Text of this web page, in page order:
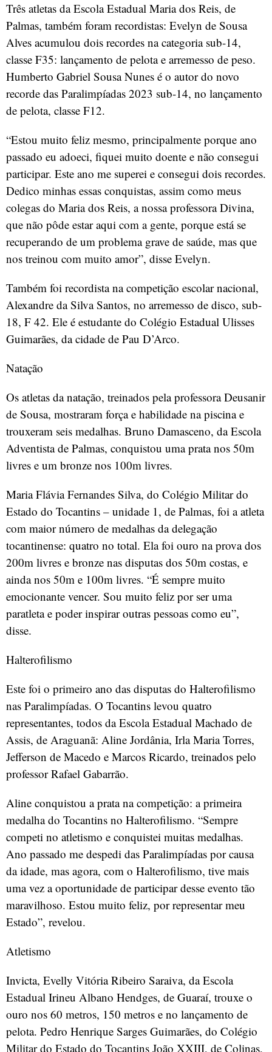
Três atletas da Escola Estadual Maria dos Reis, de
Palmas, também foram recordistas: Evelyn de Sousa
Alves acumulou dois recordes na categoria sub-14,
classe F35: lançamento de pelota e arremesso de peso.
Humberto Gabriel Sousa Nunes é o autor do novo
recorde das Paralimpíadas 2023 sub-14, no lançamento
de pelota, classe F12.
“Estou muito feliz mesmo, principalmente porque ano
passado eu adoeci, fiquei muito doente e não consegui
participar. Este ano me superei e consegui dois recordes.
Dedico minhas essas conquistas, assim como meus
colegas do Maria dos Reis, a nossa professora Divina,
que não pôde estar aqui com a gente, porque está se
recuperando de um problema grave de saúde, mas que
nos treinou com muito amor”, disse Evelyn.
Também foi recordista na competição escolar nacional,
Alexandre da Silva Santos, no arremesso de disco, sub-
18, F 42. Ele é estudante do Colégio Estadual Ulisses
Guimarães, da cidade de Pau D’Arco.
Natação
Os atletas da natação, treinados pela professora Deusanir
de Sousa, mostraram força e habilidade na piscina e
trouxeram seis medalhas. Bruno Damasceno, da Escola
Adventista de Palmas, conquistou uma prata nos 50m
livres e um bronze nos 100m livres.
Maria Flávia Fernandes Silva, do Colégio Militar do
Estado do Tocantins – unidade 1, de Palmas, foi a atleta
com maior número de medalhas da delegação
tocantinense: quatro no total. Ela foi ouro na prova dos
200m livres e bronze nas disputas dos 50m costas, e
ainda nos 50m e 100m livres. “É sempre muito
emocionante vencer. Sou muito feliz por ser uma
paratleta e poder inspirar outras pessoas como eu”,
disse.
Halterofilismo
Este foi o primeiro ano das disputas do Halterofilismo
nas Paralimpíadas. O Tocantins levou quatro
representantes, todos da Escola Estadual Machado de
Assis, de Araguanã: Aline Jordânia, Irla Maria Torres,
Jefferson de Macedo e Marcos Ricardo, treinados pelo
professor Rafael Gabarrão.
Aline conquistou a prata na competição: a primeira
medalha do Tocantins no Halterofilismo. “Sempre
competi no atletismo e conquistei muitas medalhas.
Ano passado me despedi das Paralimpíadas por causa
da idade, mas agora, com o Halterofilismo, tive mais
uma vez a oportunidade de participar desse evento tão
maravilhoso. Estou muito feliz, por representar meu
Estado”, revelou.
Atletismo
Invicta, Evelly Vitória Ribeiro Saraiva, da Escola
Estadual Irineu Albano Hendges, de Guaraí, trouxe o
ouro nos 60 metros, 150 metros e no lançamento de
pelota. Pedro Henrique Sarges Guimarães, do Colégio
Militar do Estado do Tocantins João XXIII, de Colinas,